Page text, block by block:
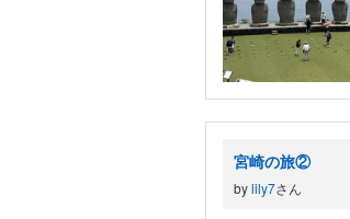
宮崎の旅②
bylily7さん